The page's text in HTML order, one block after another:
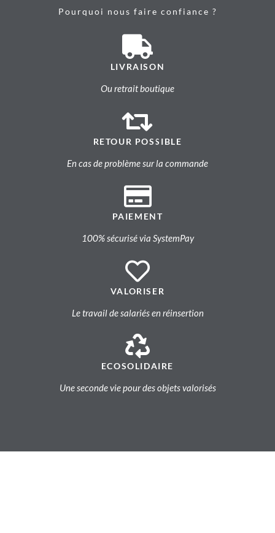
Pourquoi nous faire confiance ?
LIVRAISON
Ou retrait boutique
RETOUR POSSIBLE
En cas de problème sur la commande
PAIEMENT
100% sécurisé via SystemPay
VALORISER
Le travail de salariés en réinsertion
ECOSOLIDAIRE
Une seconde vie pour des objets valorisés